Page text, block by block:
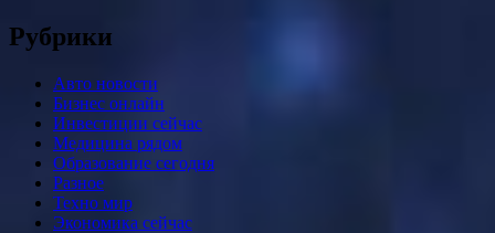
Рубрики
Авто новости
Бизнес онлайн
Инвестиции сейчас
Медицина рядом
Образование сегодня
Разное
Техно мир
Экономика сейчас